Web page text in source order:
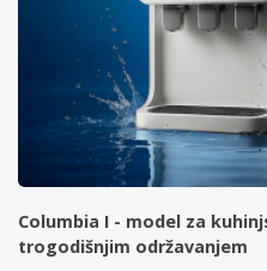
Columbia I - model za
trogodišnjim održavanjem